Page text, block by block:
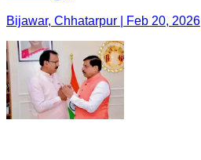
Bijawar, Chhatarpur | Feb 20, 2026